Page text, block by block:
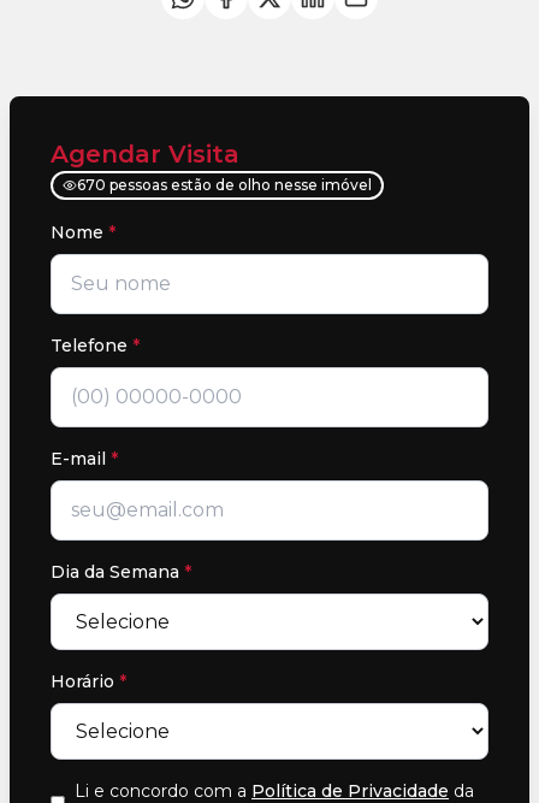
Agendar Visita
670 pessoas estão de olho nesse imóvel
Nome *
Telefone *
E-mail *
Dia da Semana *
Horário *
Li e concordo com a Política de Privacidade da